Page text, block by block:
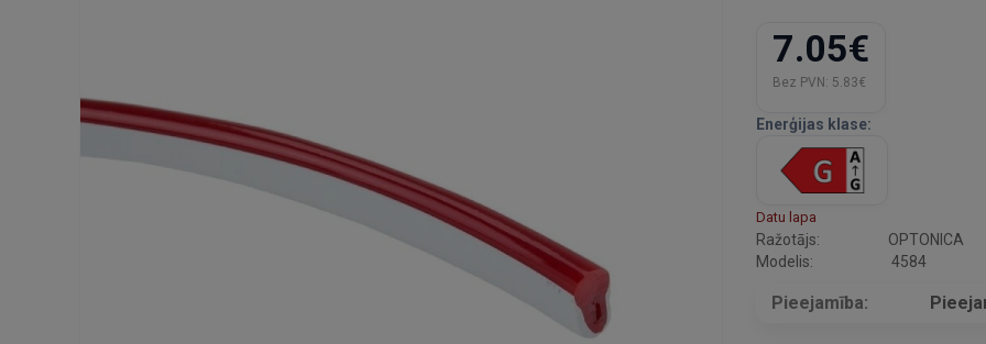
7.05€
Bez PVN: 5.83€
Enerģijas klase:
Datu lapa
Ražotājs:
OPTONICA
Modelis:
4584
Pieejamība: